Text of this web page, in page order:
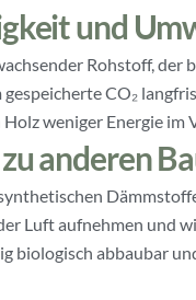
und
Rohstoff,
gespeicherte CO₂
weniger Energie im
anderen
Luft aufnehmen und
biologisch abbaubar